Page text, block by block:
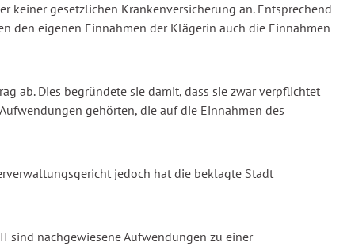
gesetzlichen Krankenversicherung an. Entsprechend
den eigenen Einnahmen der Klägerin auch die Einnahmen
ab. Dies begründete sie damit, dass sie zwar verpflichtet
gehörten, die auf die Einnahmen des
jedoch hat die beklagte Stadt
sind nachgewiesene Aufwendungen zu einer